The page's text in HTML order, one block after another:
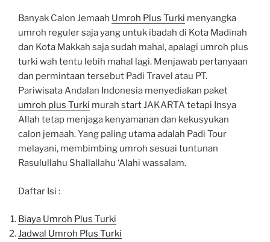
Banyak Calon Jemaah Umroh Plus Turki menyangka
umroh reguler saja yang untuk ibadah di Kota Madinah
dan Kota Makkah saja sudah mahal, apalagi umroh plus
turki wah tentu lebih mahal lagi. Menjawab pertanyaan
dan permintaan tersebut Padi Travel atau PT.
Pariwisata Andalan Indonesia menyediakan paket
umroh plus Turki murah start JAKARTA tetapi Insya
Allah tetap menjaga kenyamanan dan kekusyukan
calon jemaah. Yang paling utama adalah Padi Tour
melayani, membimbing umroh sesuai tuntunan
Rasulullahu Shallallahu ‘Alahi wassalam.
Daftar Isi :
Biaya Umroh Plus Turki
Jadwal Umroh Plus Turki